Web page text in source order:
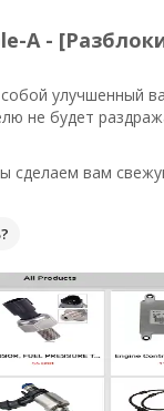
A -
улучшенный
не будет
сделаем вам